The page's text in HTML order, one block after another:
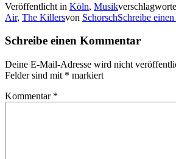
Veröffentlicht in Köln, Musik
Air, The Killersvon SchorschSchreibe
Schreibe einen Kommentar
Deine E-Mail-Adresse wird nicht
Felder sind mit * markiert
Kommentar *